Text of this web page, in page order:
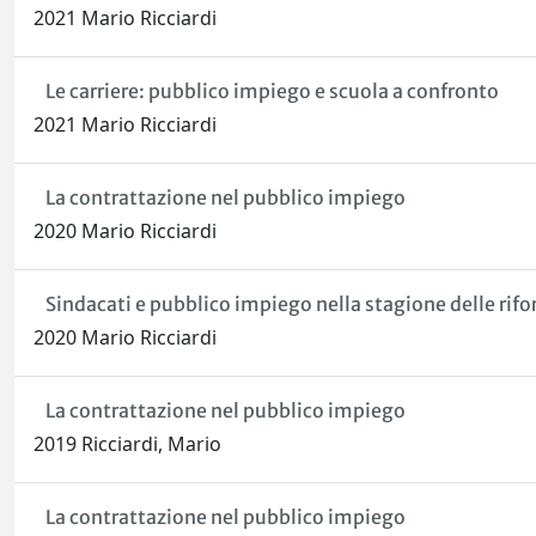
2021 Mario Ricciardi
Le carriere: pubblico impiego e scuola a confronto
2021 Mario Ricciardi
La contrattazione nel pubblico impiego
2020 Mario Ricciardi
Sindacati e pubblico impiego nella stagione delle
2020 Mario Ricciardi
La contrattazione nel pubblico impiego
2019 Ricciardi, Mario
La contrattazione nel pubblico impiego